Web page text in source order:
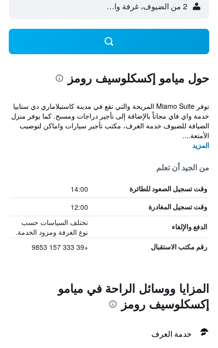
2 من الضيوف، غرفة واحدة
حول ميامو إكسكلوسيف رومز
توفر Miamo Suite المريحة والتي تقع في مدينة كاستيلاماري دي ستابيا
خدمة واي فاي مجاناً بالإضافة إلى تأجير دراجات ومسبح. كما يوفر منزل
الضيافة للضيوف خدمة الغرف، مكتب تأجير سيارات واماكن لتوضيب
الأمتعة....
المزيد
من الجيد أن تعلم
وقت تسجيل الصعود للطائرة 14:00
وقت تسجيل المغادرة 12:00
الدفع والإلغاء
تختلف السياسات حسب
نوع الغرفة ومزود الخدمة.
رقم مكتب الاستقبال +39 333 157 9853
المزايا ووسائل الراحة في ميامو
إكسكلوسيف رومز
خدمة الغرف